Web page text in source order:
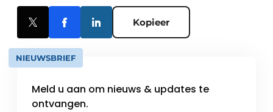
Kopieer
NIEUWSBRIEF
Meld u aan om nieuws & updates te
ontvangen.